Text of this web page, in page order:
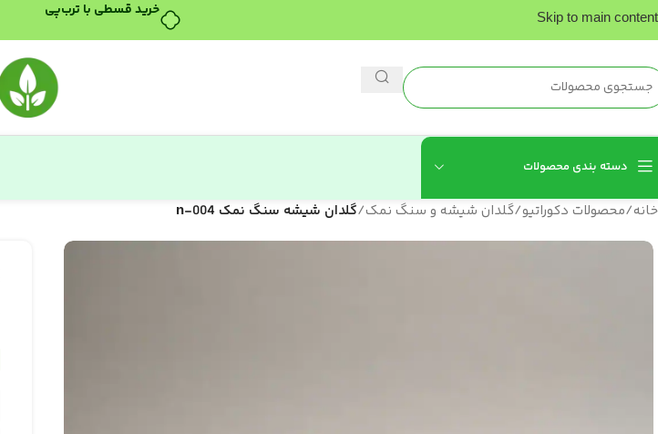
Skip to main content
دسته بندی محصولات
خانه/محصولات دکوراتیو/گلدان شیشه و سنگ نمک/گلدان شیشه سنگ نمک n-004